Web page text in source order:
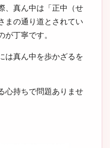
、真ん中は「正中（せ
まの通り道とされてい
丁寧です。
は真ん中を歩かざるを
心持ちで問題ありませ